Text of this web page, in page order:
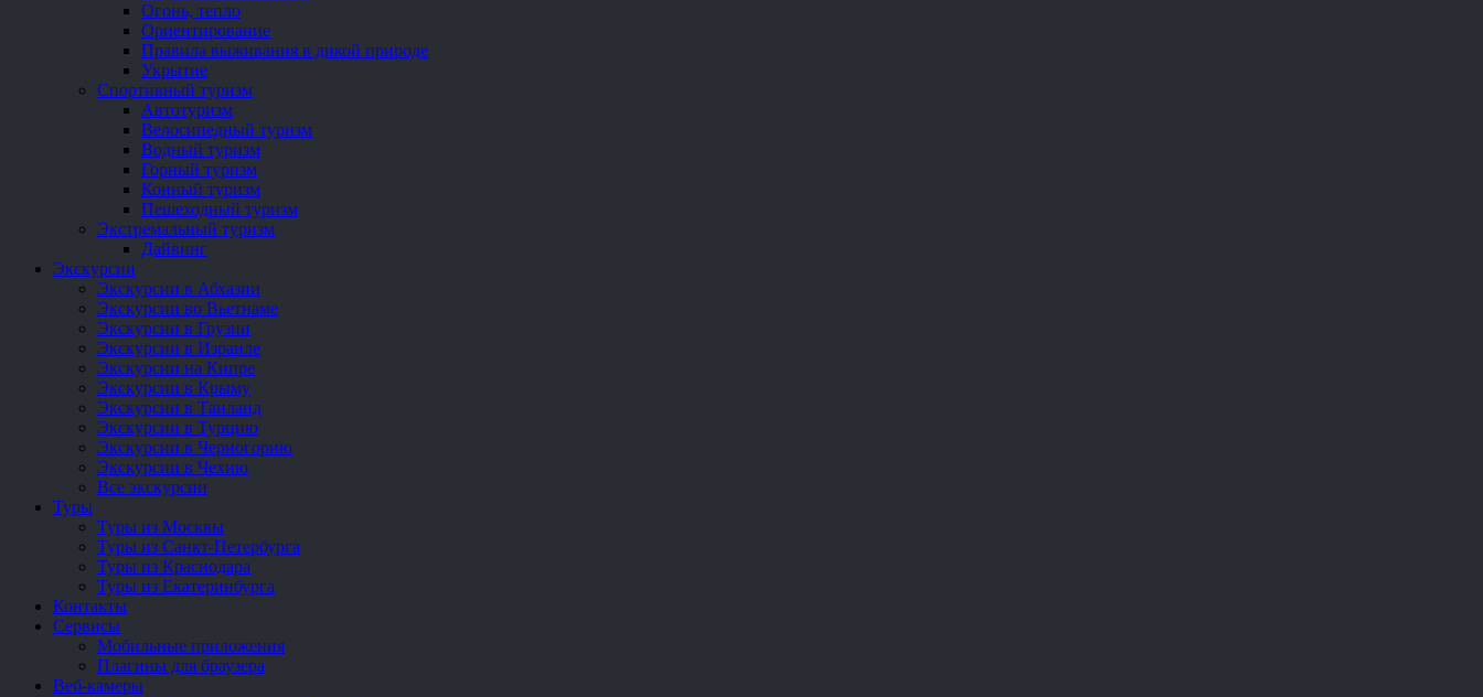
Огонь, тепло
Ориентирование
Правила выживания в дикой природе
Укрытие
Спортивный туризм
Автотуризм
Велосипедный туризм
Водный туризм
Горный туризм
Конный туризм
Пешеходный туризм
Экстремальный туризм
Дайвинг
Экскурсии
Экскурсии в Абхазии
Экскурсии во Вьетнаме
Экскурсии в Грузии
Экскурсии в Израиле
Экскурсии на Кипре
Экскурсии в Крыму
Экскурсии в Таиланд
Экскурсии в Турцию
Экскурсии в Черногорию
Экскурсии в Чехию
Все экскурсии
Туры
Туры из Москвы
Туры из Санкт-Петербурга
Туры из Краснодара
Туры из Екатеринбурга
Контакты
Сервисы
Мобильные приложения
Плагины для браузера
Веб-камеры